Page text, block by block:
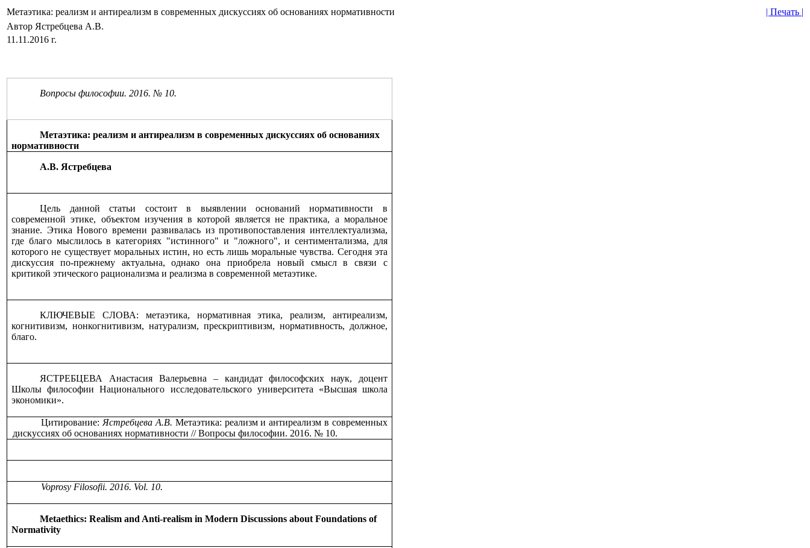
Метаэтика: реализм и антиреализм в современных дискуссиях об основаниях нормативности
| Печать |
Автор Ястребцева А.В.
11.11.2016 г.
Вопросы философии. 2016. № 10.
Метаэтика: реализм и антиреализм в современных дискуссиях об основаниях
нормативности
А.В. Ястребцева
Цель данной статьи состоит в выявлении оснований нормативности в
современной этике, объектом изучения в которой является не практика, а моральное
знание. Этика Нового времени развивалась из противопоставления интеллектуализма,
где благо мыслилось в категориях "истинного" и "ложного", и сентиментализма, для
которого не существует моральных истин, но есть лишь моральные чувства. Сегодня эта
дискуссия по-прежнему актуальна, однако она приобрела новый смысл в связи с
критикой этического рационализма и реализма в современной метаэтике.
КЛЮЧЕВЫЕ СЛОВА: метаэтика, нормативная этика, реализм, антиреализм,
когнитивизм, нонкогнитивизм, натурализм, прескриптивизм, нормативность, должное,
благо.
ЯСТРЕБЦЕВА Анастасия Валерьевна – кандидат философских наук, доцент
Школы философии Национального исследовательского университета «Высшая школа
экономики».
Цитирование: Ястребцева А.В. Метаэтика: реализм и антиреализм в современных
дискуссиях об основаниях нормативности // Вопросы философии. 2016. № 10.
Voprosy Filosofii. 2016. Vol. 10.
Metaethics: Realism and Anti-realism in Modern Discussions about Foundations of
Normativity